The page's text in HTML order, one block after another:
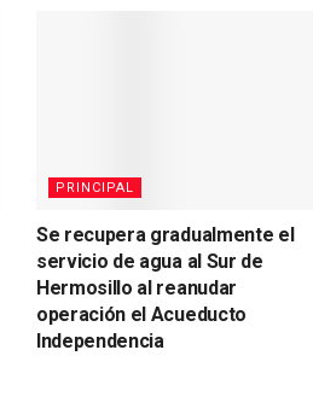
PRINCIPAL
Se recupera gradualmente el
servicio de agua al Sur de
Hermosillo al reanudar
operación el Acueducto
Independencia